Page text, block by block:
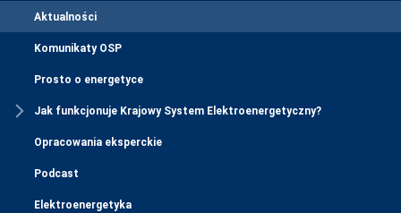
Aktualności
Komunikaty OSP
Prosto o energetyce
Jak funkcjonuje Krajowy System Elektroenergetyczny?
Opracowania eksperckie
Podcast
Elektroenergetyka